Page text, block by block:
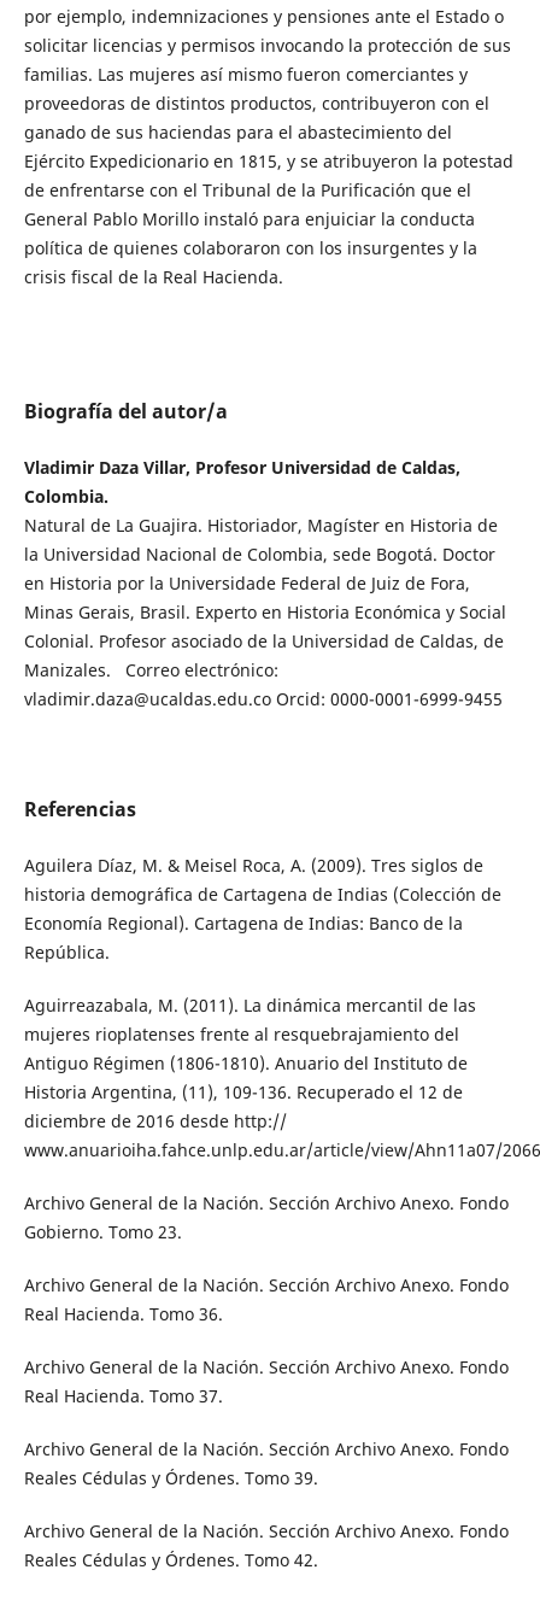
por ejemplo, indemnizaciones y pensiones ante el Estado o
solicitar licencias y permisos invocando la protección de sus
familias. Las mujeres así mismo fueron comerciantes y
proveedoras de distintos productos, contribuyeron con el
ganado de sus haciendas para el abastecimiento del
Ejército Expedicionario en 1815, y se atribuyeron la potestad
de enfrentarse con el Tribunal de la Purificación que el
General Pablo Morillo instaló para enjuiciar la conducta
política de quienes colaboraron con los insurgentes y la
crisis fiscal de la Real Hacienda.
Biografía del autor/a
Vladimir Daza Villar, Profesor Universidad de Caldas,
Colombia.
Natural de La Guajira. Historiador, Magíster en Historia de
la Universidad Nacional de Colombia, sede Bogotá. Doctor
en Historia por la Universidade Federal de Juiz de Fora,
Minas Gerais, Brasil. Experto en Historia Económica y Social
Colonial. Profesor asociado de la Universidad de Caldas, de
Manizales. Correo electrónico:
vladimir.daza@ucaldas.edu.co Orcid: 0000-0001-6999-9455
Referencias
Aguilera Díaz, M. & Meisel Roca, A. (2009). Tres siglos de
historia demográfica de Cartagena de Indias (Colección de
Economía Regional). Cartagena de Indias: Banco de la
República.
Aguirreazabala, M. (2011). La dinámica mercantil de las
mujeres rioplatenses frente al resquebrajamiento del
Antiguo Régimen (1806-1810). Anuario del Instituto de
Historia Argentina, (11), 109-136. Recuperado el 12 de
diciembre de 2016 desde http://
www.anuarioiha.fahce.unlp.edu.ar/article/view/Ahn11a07/2066
Archivo General de la Nación. Sección Archivo Anexo. Fondo
Gobierno. Tomo 23.
Archivo General de la Nación. Sección Archivo Anexo. Fondo
Real Hacienda. Tomo 36.
Archivo General de la Nación. Sección Archivo Anexo. Fondo
Real Hacienda. Tomo 37.
Archivo General de la Nación. Sección Archivo Anexo. Fondo
Reales Cédulas y Órdenes. Tomo 39.
Archivo General de la Nación. Sección Archivo Anexo. Fondo
Reales Cédulas y Órdenes. Tomo 42.